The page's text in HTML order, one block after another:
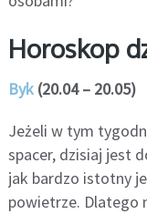
Horoskop
Byk(20.04 – 20.05)
Jeżeli w tym
spacer, dzisiaj jest
jak bardzo istotny
powietrze. Dlatego